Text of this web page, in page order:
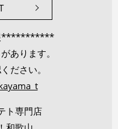
***********
あります。
ださい。
ト専門店